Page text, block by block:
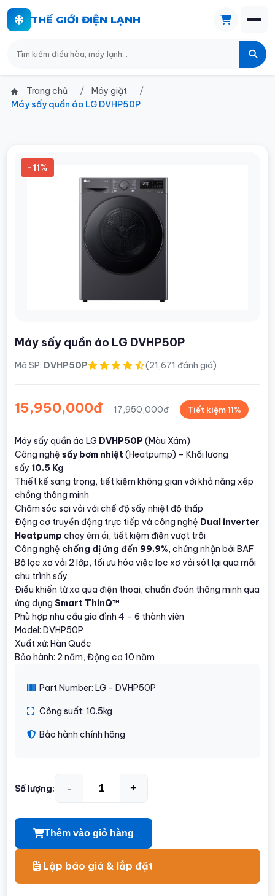
THẾ GIỚI ĐIỆN LẠNH
Trang chủ
Máy giặt
Máy sấy quần áo LG DVHP50P
-11%
Máy sấy quần áo LG DVHP50P
Mã SP: DVHP50P (21,671 đánh giá)
15,950,000đ 17,950,000đ Tiết kiệm 11%
Máy sấy quần áo LG DVHP50P(Màu Xám)
Công nghệ sấy bơm nhiệt (Heatpump) – Khối lượng
sấy 10.5 Kg
Thiết kế sang trọng, tiết kiệm không gian với khả năng xếp
chồng thông minh
Chăm sóc sợi vải với chế độ sấy nhiệt độ thấp
Động cơ truyền động trực tiếp và công nghệ Dual inverter
Heatpump chạy êm ái, tiết kiệm điện vượt trội
Công nghệ chống dị ứng đến 99.9%, chứng nhận bởi BAF
Bộ lọc xơ vải 2 lớp, tối ưu hóa việc lọc xơ vải sót lại qua mỗi
chu trình sấy
Điều khiển từ xa qua điện thoại, chuẩn đoán thông minh qua
ứng dụng Smart ThinQ™
Phù hợp nhu cầu gia đình 4 – 6 thành viên
Model: DVHP50P
Xuất xứ: Hàn Quốc
Bảo hành: 2 năm, Động cơ 10 năm
Part Number: LG - DVHP50P
Công suất: 10.5kg
Bảo hành chính hãng
Số lượng: - +
Thêm vào giỏ hàng
Lập báo giá & lắp đặt